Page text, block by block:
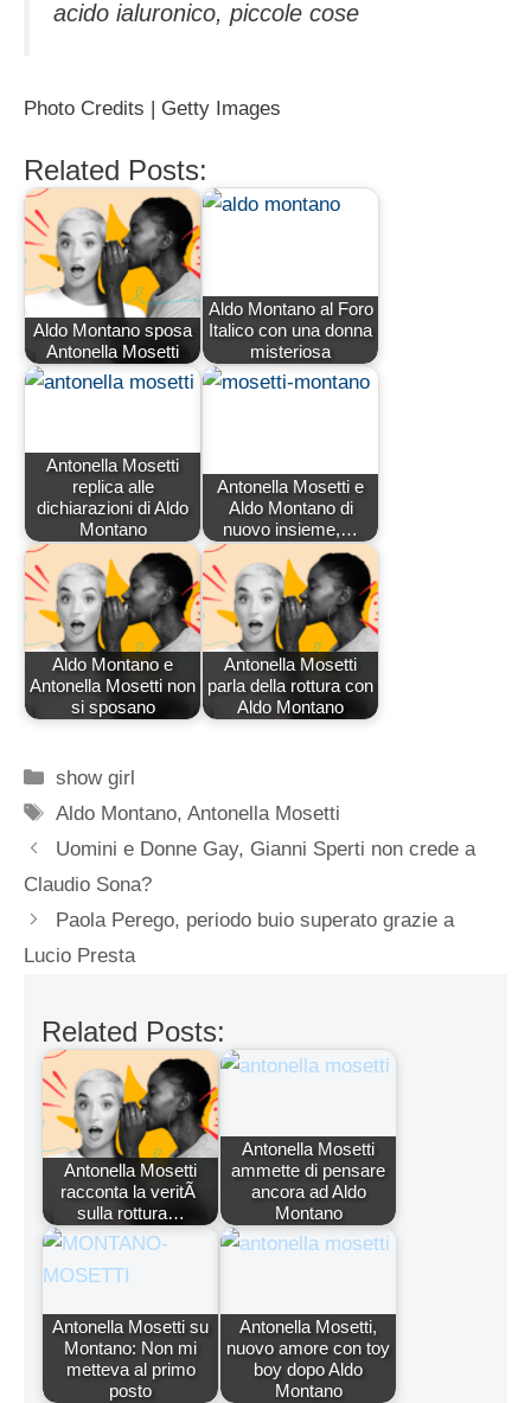
acido ialuronico, piccole cose
Photo Credits | Getty Images
Related Posts:
Aldo Montano sposa
Antonella Mosetti
Aldo Montano al Foro
Italico con una donna
misteriosa
Antonella Mosetti
replica alle
dichiarazioni di Aldo
Montano
Antonella Mosetti e
Aldo Montano di
nuovo insieme,…
Aldo Montano e
Antonella Mosetti non
si sposano
Antonella Mosetti
parla della rottura con
Aldo Montano
Categorie
show girl
Tag
Aldo Montano,Antonella Mosetti
Uomini e Donne Gay, Gianni Sperti non crede a
Claudio Sona?
Paola Perego, periodo buio superato grazie a
Lucio Presta
Related Posts:
Antonella Mosetti
racconta la veritÃ
sulla rottura…
Antonella Mosetti
ammette di pensare
ancora ad Aldo
Montano
Antonella Mosetti su
Montano: Non mi
metteva al primo
posto
Antonella Mosetti,
nuovo amore con toy
boy dopo Aldo
Montano